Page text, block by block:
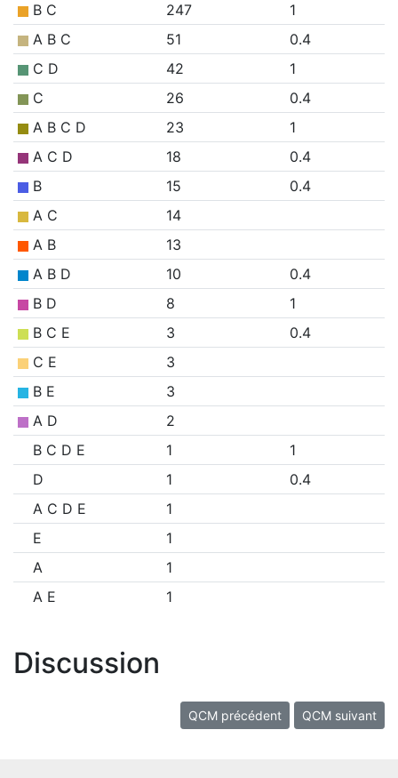
B C
247
1
A B C
51
0.4
C D
42
1
C
26
0.4
A B C D
23
1
A C D
18
0.4
B
15
0.4
A C
14
A B
13
A B D
10
0.4
B D
8
1
B C E
3
0.4
C E
3
B E
3
A D
2
B C D E
1
1
D
1
0.4
A C D E
1
E
1
A
1
A E
1
Discussion
QCM précédent QCM suivant